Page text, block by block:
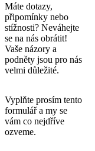
Máte dotazy,
připomínky nebo
stížnosti? Neváhejte
se na nás obrátit!
Vaše názory a
podněty jsou pro nás
velmi důležité.
Vyplňte prosím tento
formulář a my se
vám co nejdříve
ozveme.